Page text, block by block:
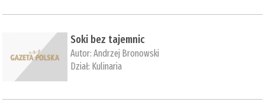
Soki bez tajemnic
Autor:Andrzej Bronowski
Dział: Kulinaria